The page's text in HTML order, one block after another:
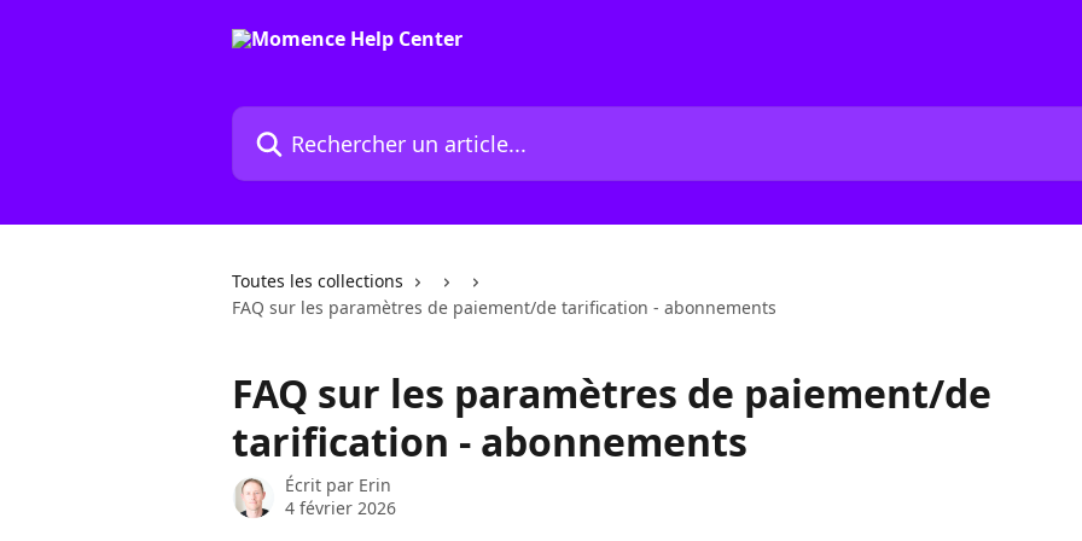
Rechercher un article...
Toutes les collections
FAQ sur les paramètres de paiement/de tarification - abonnements
FAQ sur les paramètres de paiement/de
tarification - abonnements
Écrit par Erin
4 février 2026